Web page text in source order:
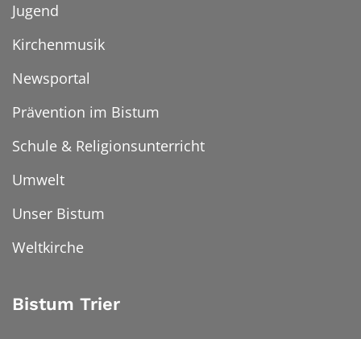
Jugend
Kirchenmusik
Newsportal
Prävention im Bistum
Schule & Religionsunterricht
Umwelt
Unser Bistum
Weltkirche
Bistum Trier